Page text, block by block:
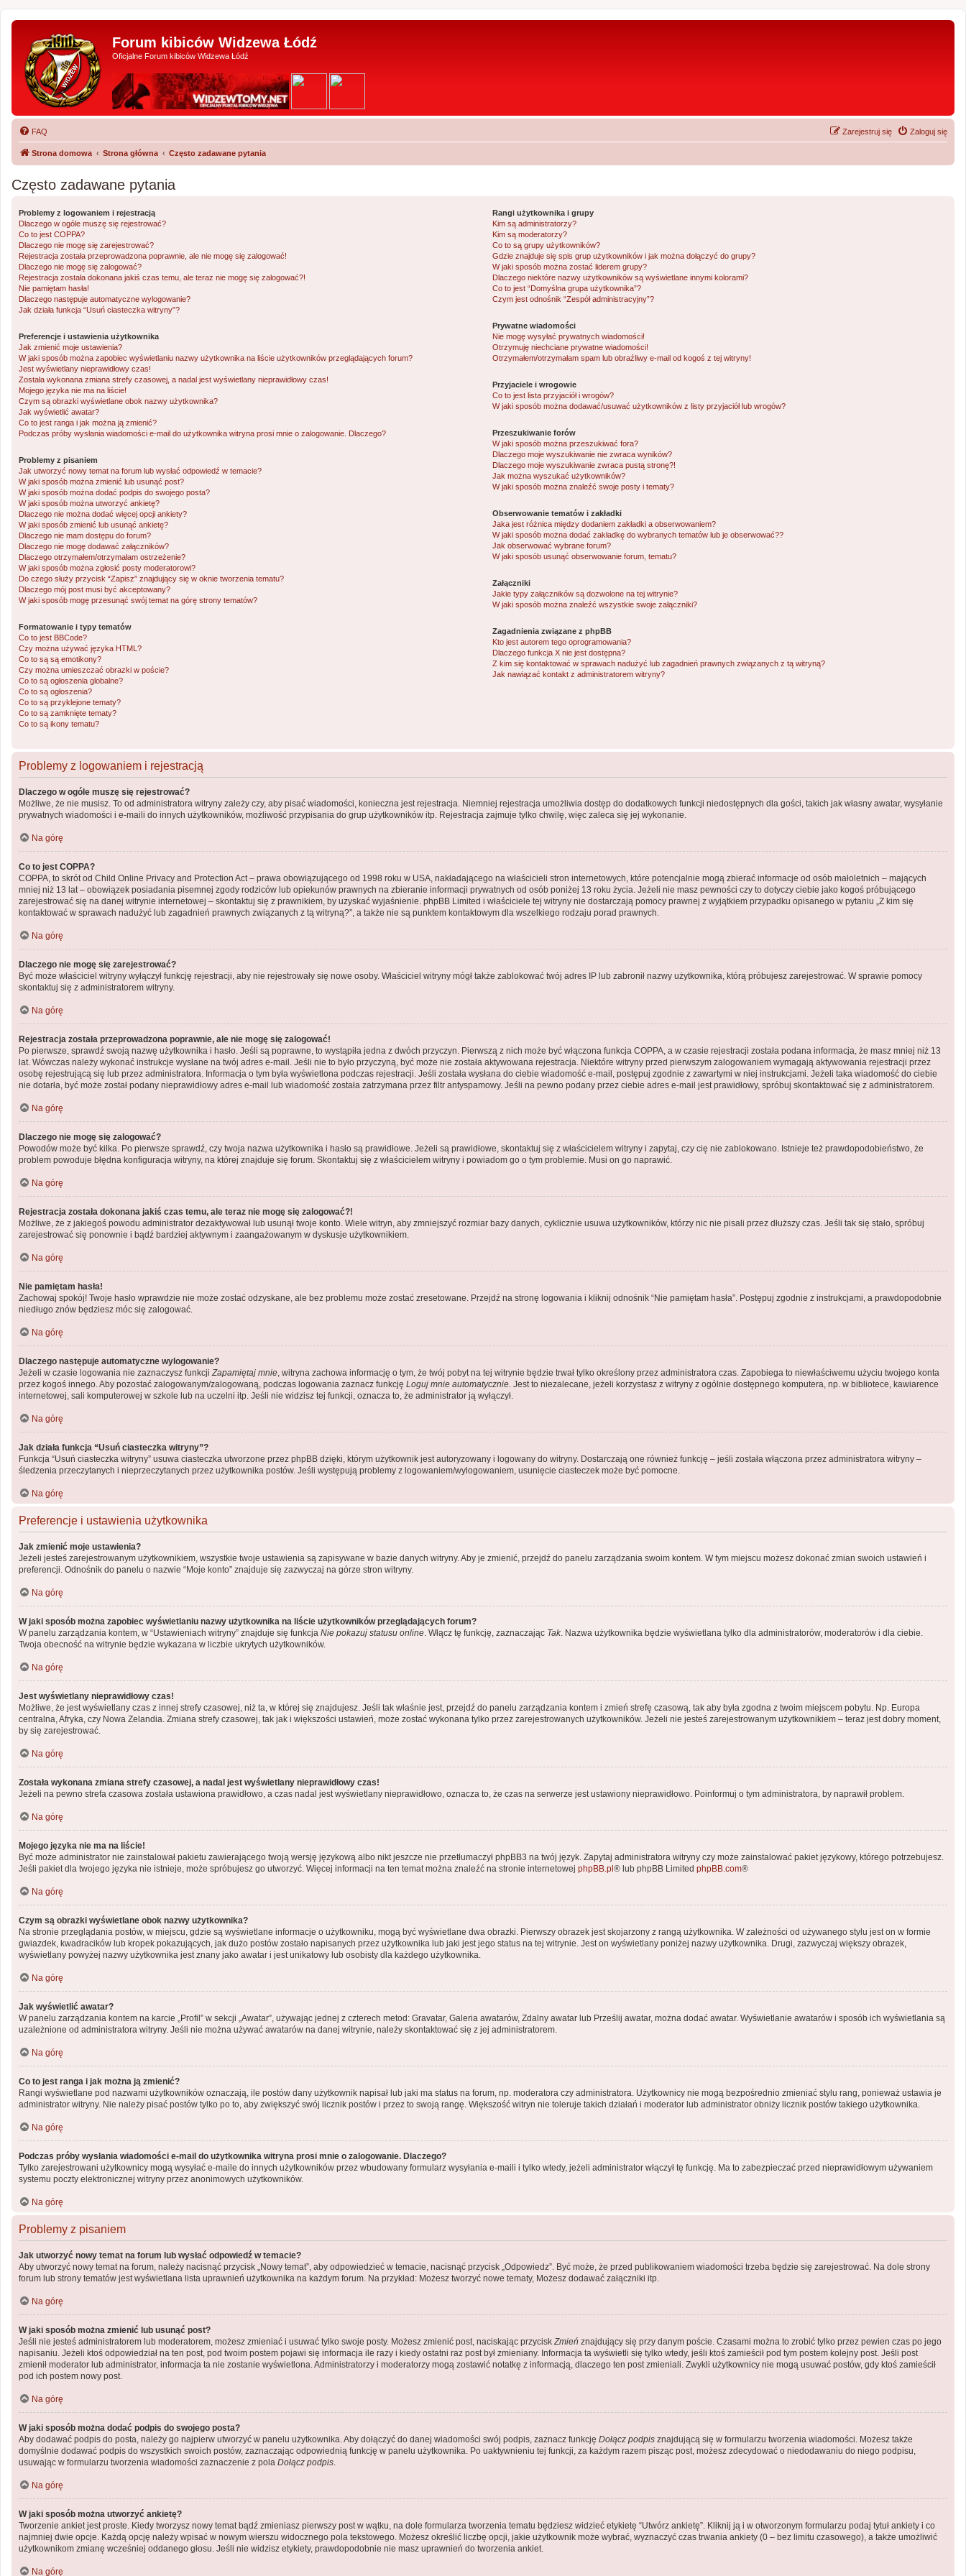
Forum kibiców Widzewa Łódź
Oficjalne Forum kibiców Widzewa Łódź
FAQ Zaloguj się
Zarejestruj się
Strona domowa Strona główna Często zadawane pytania
Często zadawane pytania
Problemy z logowaniem i rejestracją
Dlaczego w ogóle muszę się rejestrować?
Co to jest COPPA?
Dlaczego nie mogę się zarejestrować?
Rejestracja została przeprowadzona poprawnie, ale nie mogę się zalogować!
Dlaczego nie mogę się zalogować?
Rejestracja została dokonana jakiś czas temu, ale teraz nie mogę się zalogować?!
Nie pamiętam hasła!
Dlaczego następuje automatyczne wylogowanie?
Jak działa funkcja “Usuń ciasteczka witryny”?
Preferencje i ustawienia użytkownika
Jak zmienić moje ustawienia?
W jaki sposób można zapobiec wyświetlaniu nazwy użytkownika na liście użytkowników przeglądających forum?
Jest wyświetlany nieprawidłowy czas!
Została wykonana zmiana strefy czasowej, a nadal jest wyświetlany nieprawidłowy czas!
Mojego języka nie ma na liście!
Czym są obrazki wyświetlane obok nazwy użytkownika?
Jak wyświetlić awatar?
Co to jest ranga i jak można ją zmienić?
Podczas próby wysłania wiadomości e-mail do użytkownika witryna prosi mnie o zalogowanie. Dlaczego?
Problemy z pisaniem
Jak utworzyć nowy temat na forum lub wysłać odpowiedź w temacie?
W jaki sposób można zmienić lub usunąć post?
W jaki sposób można dodać podpis do swojego posta?
W jaki sposób można utworzyć ankietę?
Dlaczego nie można dodać więcej opcji ankiety?
W jaki sposób zmienić lub usunąć ankietę?
Dlaczego nie mam dostępu do forum?
Dlaczego nie mogę dodawać załączników?
Dlaczego otrzymałem/otrzymałam ostrzeżenie?
W jaki sposób można zgłosić posty moderatorowi?
Do czego służy przycisk “Zapisz” znajdujący się w oknie tworzenia tematu?
Dlaczego mój post musi być akceptowany?
W jaki sposób mogę przesunąć swój temat na górę strony tematów?
Formatowanie i typy tematów
Co to jest BBCode?
Czy można używać języka HTML?
Co to są są emotikony?
Czy można umieszczać obrazki w poście?
Co to są ogłoszenia globalne?
Co to są ogłoszenia?
Co to są przyklejone tematy?
Co to są zamknięte tematy?
Co to są ikony tematu?
Rangi użytkownika i grupy
Kim są administratorzy?
Kim są moderatorzy?
Co to są grupy użytkowników?
Gdzie znajduje się spis grup użytkowników i jak można dołączyć do grupy?
W jaki sposób można zostać liderem grupy?
Dlaczego niektóre nazwy użytkowników są wyświetlane innymi kolorami?
Co to jest “Domyślna grupa użytkownika”?
Czym jest odnośnik “Zespół administracyjny”?
Prywatne wiadomości
Nie mogę wysyłać prywatnych wiadomości!
Otrzymuję niechciane prywatne wiadomości!
Otrzymałem/otrzymałam spam lub obraźliwy e-mail od kogoś z tej witryny!
Przyjaciele i wrogowie
Co to jest lista przyjaciół i wrogów?
W jaki sposób można dodawać/usuwać użytkowników z listy przyjaciół lub wrogów?
Przeszukiwanie forów
W jaki sposób można przeszukiwać fora?
Dlaczego moje wyszukiwanie nie zwraca wyników?
Dlaczego moje wyszukiwanie zwraca pustą stronę?!
Jak można wyszukać użytkowników?
W jaki sposób można znaleźć swoje posty i tematy?
Obserwowanie tematów i zakładki
Jaka jest różnica między dodaniem zakładki a obserwowaniem?
W jaki sposób można dodać zakładkę do wybranych tematów lub je obserwować??
Jak obserwować wybrane forum?
W jaki sposób usunąć obserwowanie forum, tematu?
Załączniki
Jakie typy załączników są dozwolone na tej witrynie?
W jaki sposób można znaleźć wszystkie swoje załączniki?
Zagadnienia związane z phpBB
Kto jest autorem tego oprogramowania?
Dlaczego funkcja X nie jest dostępna?
Z kim się kontaktować w sprawach nadużyć lub zagadnień prawnych związanych z tą witryną?
Jak nawiązać kontakt z administratorem witryny?
Problemy z logowaniem i rejestracją
Dlaczego w ogóle muszę się rejestrować?
Możliwe, że nie musisz. To od administratora witryny zależy czy, aby pisać wiadomości, konieczna jest rejestracja. Niemniej rejestracja umożliwia dostęp do dodatkowych funkcji niedostępnych dla gości, takich jak własny awatar, wysyłanie
prywatnych wiadomości i e-maili do innych użytkowników, możliwość przypisania do grup użytkowników itp. Rejestracja zajmuje tylko chwilę, więc zaleca się jej wykonanie.
Na górę
Co to jest COPPA?
COPPA, to skrót od Child Online Privacy and Protection Act – prawa obowiązującego od 1998 roku w USA, nakładającego na właścicieli stron internetowych, które potencjalnie mogą zbierać informacje od osób małoletnich – mających
mniej niż 13 lat – obowiązek posiadania pisemnej zgody rodziców lub opiekunów prawnych na zbieranie informacji prywatnych od osób poniżej 13 roku życia. Jeżeli nie masz pewności czy to dotyczy ciebie jako kogoś próbującego
zarejestrować się na danej witrynie internetowej – skontaktuj się z prawnikiem, by uzyskać wyjaśnienie. phpBB Limited i właściciele tej witryny nie dostarczają pomocy prawnej z wyjątkiem przypadku opisanego w pytaniu „Z kim się
kontaktować w sprawach nadużyć lub zagadnień prawnych związanych z tą witryną?”, a także nie są punktem kontaktowym dla wszelkiego rodzaju porad prawnych.
Na górę
Dlaczego nie mogę się zarejestrować?
Być może właściciel witryny wyłączył funkcję rejestracji, aby nie rejestrowały się nowe osoby. Właściciel witryny mógł także zablokować twój adres IP lub zabronił nazwy użytkownika, którą próbujesz zarejestrować. W sprawie pomocy
skontaktuj się z administratorem witryny.
Na górę
Rejestracja została przeprowadzona poprawnie, ale nie mogę się zalogować!
Po pierwsze, sprawdź swoją nazwę użytkownika i hasło. Jeśli są poprawne, to wystąpiła jedna z dwóch przyczyn. Pierwszą z nich może być włączona funkcja COPPA, a w czasie rejestracji została podana informacja, że masz mniej niż 13
lat. Wówczas należy wykonać instrukcje wysłane na twój adres e-mail. Jeśli nie to było przyczyną, być może nie została aktywowana rejestracja. Niektóre witryny przed pierwszym zalogowaniem wymagają aktywowania rejestracji przez
osobę rejestrującą się lub przez administratora. Informacja o tym była wyświetlona podczas rejestracji. Jeśli została wysłana do ciebie wiadomość e-mail, postępuj zgodnie z zawartymi w niej instrukcjami. Jeżeli taka wiadomość do ciebie
nie dotarła, być może został podany nieprawidłowy adres e-mail lub wiadomość została zatrzymana przez filtr antyspamowy. Jeśli na pewno podany przez ciebie adres e-mail jest prawidłowy, spróbuj skontaktować się z administratorem.
Na górę
Dlaczego nie mogę się zalogować?
Powodów może być kilka. Po pierwsze sprawdź, czy twoja nazwa użytkownika i hasło są prawidłowe. Jeżeli są prawidłowe, skontaktuj się z właścicielem witryny i zapytaj, czy cię nie zablokowano. Istnieje też prawdopodobieństwo, że
problem powoduje błędna konfiguracja witryny, na której znajduje się forum. Skontaktuj się z właścicielem witryny i powiadom go o tym problemie. Musi on go naprawić.
Na górę
Rejestracja została dokonana jakiś czas temu, ale teraz nie mogę się zalogować?!
Możliwe, że z jakiegoś powodu administrator dezaktywował lub usunął twoje konto. Wiele witryn, aby zmniejszyć rozmiar bazy danych, cyklicznie usuwa użytkowników, którzy nic nie pisali przez dłuższy czas. Jeśli tak się stało, spróbuj
zarejestrować się ponownie i bądź bardziej aktywnym i zaangażowanym w dyskusje użytkownikiem.
Na górę
Nie pamiętam hasła!
Zachowaj spokój! Twoje hasło wprawdzie nie może zostać odzyskane, ale bez problemu może zostać zresetowane. Przejdź na stronę logowania i kliknij odnośnik “Nie pamiętam hasła”. Postępuj zgodnie z instrukcjami, a prawdopodobnie
niedługo znów będziesz móc się zalogować.
Na górę
Dlaczego następuje automatyczne wylogowanie?
Jeżeli w czasie logowania nie zaznaczysz funkcjiZapamiętaj mnie, witryna zachowa informację o tym, że twój pobyt na tej witrynie będzie trwał tylko określony przez administratora czas. Zapobiega to niewłaściwemu użyciu twojego konta
przez kogoś innego. Aby pozostać zalogowanym/zalogowaną, podczas logowania zaznacz funkcję Loguj mnie automatycznie. Jest to niezalecane, jeżeli korzystasz z witryny z ogólnie dostępnego komputera, np. w bibliotece, kawiarence
internetowej, sali komputerowej w szkole lub na uczelni itp. Jeśli nie widzisz tej funkcji, oznacza to, że administrator ją wyłączył.
Na górę
Jak działa funkcja “Usuń ciasteczka witryny”?
Funkcja “Usuń ciasteczka witryny” usuwa ciasteczka utworzone przez phpBB dzięki, którym użytkownik jest autoryzowany i logowany do witryny. Dostarczają one również funkcję – jeśli została włączona przez administratora witryny –
śledzenia przeczytanych i nieprzeczytanych przez użytkownika postów. Jeśli występują problemy z logowaniem/wylogowaniem, usunięcie ciasteczek może być pomocne.
Na górę
Preferencje i ustawienia użytkownika
Jak zmienić moje ustawienia?
Jeżeli jesteś zarejestrowanym użytkownikiem, wszystkie twoje ustawienia są zapisywane w bazie danych witryny. Aby je zmienić, przejdź do panelu zarządzania swoim kontem. W tym miejscu możesz dokonać zmian swoich ustawień i
preferencji. Odnośnik do panelu o nazwie “Moje konto” znajduje się zazwyczaj na górze stron witryny.
Na górę
W jaki sposób można zapobiec wyświetlaniu nazwy użytkownika na liście użytkowników przeglądających forum?
W panelu zarządzania kontem, w “Ustawieniach witryny” znajduje się funkcja Nie pokazuj statusu online. Włącz tę funkcję, zaznaczając Tak. Nazwa użytkownika będzie wyświetlana tylko dla administratorów, moderatorów i dla ciebie.
Twoja obecność na witrynie będzie wykazana w liczbie ukrytych użytkowników.
Na górę
Jest wyświetlany nieprawidłowy czas!
Możliwe, że jest wyświetlany czas z innej strefy czasowej, niż ta, w której się znajdujesz. Jeśli tak właśnie jest, przejdź do panelu zarządzania kontem i zmień strefę czasową, tak aby była zgodna z twoim miejscem pobytu. Np. Europa
centralna, Afryka, czy Nowa Zelandia. Zmiana strefy czasowej, tak jak i większości ustawień, może zostać wykonana tylko przez zarejestrowanych użytkowników. Jeżeli nie jesteś zarejestrowanym użytkownikiem – teraz jest dobry moment,
by się zarejestrować.
Na górę
Została wykonana zmiana strefy czasowej, a nadal jest wyświetlany nieprawidłowy czas!
Jeżeli na pewno strefa czasowa została ustawiona prawidłowo, a czas nadal jest wyświetlany nieprawidłowo, oznacza to, że czas na serwerze jest ustawiony nieprawidłowo. Poinformuj o tym administratora, by naprawił problem.
Na górę
Mojego języka nie ma na liście!
Być może administrator nie zainstalował pakietu zawierającego twoją wersję językową albo nikt jeszcze nie przetłumaczył phpBB3 na twój język. Zapytaj administratora witryny czy może zainstalować pakiet językowy, którego potrzebujesz.
Jeśli pakiet dla twojego języka nie istnieje, może spróbujesz go utworzyć. Więcej informacji na ten temat można znaleźć na stronie internetowej phpBB.pl ® lub phpBB Limited phpBB.com®
Na górę
Czym są obrazki wyświetlane obok nazwy użytkownika?
Na stronie przeglądania postów, w miejscu, gdzie są wyświetlane informacje o użytkowniku, mogą być wyświetlane dwa obrazki. Pierwszy obrazek jest skojarzony z rangą użytkownika. W zależności od używanego stylu jest on w formie
gwiazdek, kwadracików lub kropek pokazujących, jak dużo postów zostało napisanych przez użytkownika lub jaki jest jego status na tej witrynie. Jest on wyświetlany poniżej nazwy użytkownika. Drugi, zazwyczaj większy obrazek,
wyświetlany powyżej nazwy użytkownika jest znany jako awatar i jest unikatowy lub osobisty dla każdego użytkownika.
Na górę
Jak wyświetlić awatar?
W panelu zarządzania kontem na karcie „Profil” w sekcji „Awatar”, używając jednej z czterech metod: Gravatar, Galeria awatarów, Zdalny awatar lub Prześlij awatar, można dodać awatar. Wyświetlanie awatarów i sposób ich wyświetlania są
uzależnione od administratora witryny. Jeśli nie można używać awatarów na danej witrynie, należy skontaktować się z jej administratorem.
Na górę
Co to jest ranga i jak można ją zmienić?
Rangi wyświetlane pod nazwami użytkowników oznaczają, ile postów dany użytkownik napisał lub jaki ma status na forum, np. moderatora czy administratora. Użytkownicy nie mogą bezpośrednio zmieniać stylu rang, ponieważ ustawia je
administrator witryny. Nie należy pisać postów tylko po to, aby zwiększyć swój licznik postów i przez to swoją rangę. Większość witryn nie toleruje takich działań i moderator lub administrator obniży licznik postów takiego użytkownika.
Na górę
Podczas próby wysłania wiadomości e-mail do użytkownika witryna prosi mnie o zalogowanie. Dlaczego?
Tylko zarejestrowani użytkownicy mogą wysyłać e-maile do innych użytkowników przez wbudowany formularz wysyłania e-maili i tylko wtedy, jeżeli administrator włączył tę funkcję. Ma to zabezpieczać przed nieprawidłowym używaniem
systemu poczty elektronicznej witryny przez anonimowych użytkowników.
Na górę
Problemy z pisaniem
Jak utworzyć nowy temat na forum lub wysłać odpowiedź w temacie?
Aby utworzyć nowy temat na forum, należy nacisnąć przycisk „Nowy temat”, aby odpowiedzieć w temacie, nacisnąć przycisk „Odpowiedz”. Być może, że przed publikowaniem wiadomości trzeba będzie się zarejestrować. Na dole strony
forum lub strony tematów jest wyświetlana lista uprawnień użytkownika na każdym forum. Na przykład: Możesz tworzyć nowe tematy, Możesz dodawać załączniki itp.
Na górę
W jaki sposób można zmienić lub usunąć post?
Jeśli nie jesteś administratorem lub moderatorem, możesz zmieniać i usuwać tylko swoje posty. Możesz zmienić post, naciskając przyciskZmień znajdujący się przy danym poście. Czasami można to zrobić tylko przez pewien czas po jego
napisaniu. Jeżeli ktoś odpowiedział na ten post, pod twoim postem pojawi się informacja ile razy i kiedy ostatni raz post był zmieniany. Informacja ta wyświetli się tylko wtedy, jeśli ktoś zamieścił pod tym postem kolejny post. Jeśli post
zmienił moderator lub administrator, informacja ta nie zostanie wyświetlona. Administratorzy i moderatorzy mogą zostawić notatkę z informacją, dlaczego ten post zmieniali. Zwykli użytkownicy nie mogą usuwać postów, gdy ktoś zamieścił
pod ich postem nowy post.
Na górę
W jaki sposób można dodać podpis do swojego posta?
Aby dodawać podpis do posta, należy go najpierw utworzyć w panelu użytkownika. Aby dołączyć do danej wiadomości swój podpis, zaznacz funkcję Dołącz podpis znajdującą się w formularzu tworzenia wiadomości. Możesz także
domyślnie dodawać podpis do wszystkich swoich postów, zaznaczając odpowiednią funkcję w panelu użytkownika. Po uaktywnieniu tej funkcji, za każdym razem pisząc post, możesz zdecydować o niedodawaniu do niego podpisu,
usuwając w formularzu tworzenia wiadomości zaznaczenie z pola Dołącz podpis.
Na górę
W jaki sposób można utworzyć ankietę?
Tworzenie ankiet jest proste. Kiedy tworzysz nowy temat bądź zmieniasz pierwszy post w wątku, na dole formularza tworzenia tematu będziesz widzieć etykietę “Utwórz ankietę”. Kliknij ją i w otworzonym formularzu podaj tytuł ankiety i co
najmniej dwie opcje. Każdą opcję należy wpisać w nowym wierszu widocznego pola tekstowego. Możesz określić liczbę opcji, jakie użytkownik może wybrać, wyznaczyć czas trwania ankiety (0 – bez limitu czasowego), a także umożliwić
użytkownikom zmianę wcześniej oddanego głosu. Jeśli nie widzisz etykiety, prawdopodobnie nie masz uprawnień do tworzenia ankiet.
Na górę